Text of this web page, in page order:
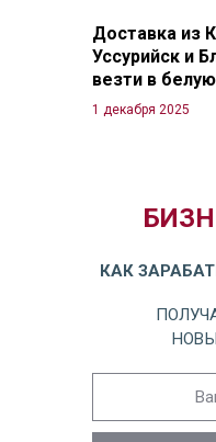
Доставка из
Уссурийск и
везти в
1 декабря 2025
КАК